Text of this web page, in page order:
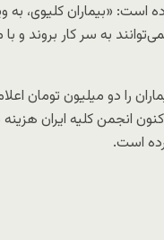
است: «بیماران کلیوی، به
به سر کار بروند
را دو میلیون تومان
انجمن کلیه ایران هزینه
است.